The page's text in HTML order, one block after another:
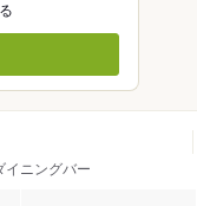
イニングバー